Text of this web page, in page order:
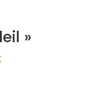
»